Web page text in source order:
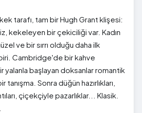
tarafı, tam bir Hugh Grant klişesi:
kekeleyen bir çekiciliği var. Kadın
ve bir sırrı olduğu daha ilk
Cambridge'de bir kahve
yalanla başlayan doksanlar romantik
Sonra düğün hazırlıkları,
çiçekçiyle pazarlıklar... Klasik.